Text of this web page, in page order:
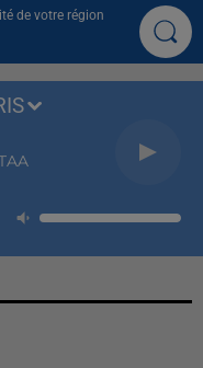
de votre région